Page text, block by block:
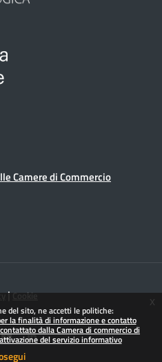
Camere di Commercio
|Cookie
del sito, ne accetti le politiche:
la finalità di informazione e contatto
dalla Camera di commercio di
del servizio informativo
x